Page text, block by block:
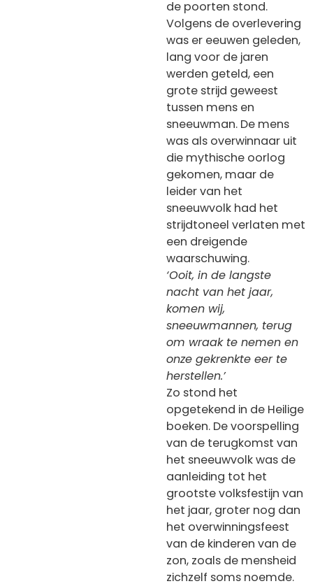
de poorten stond.
Volgens de overlevering
was er eeuwen geleden,
lang voor de jaren
werden geteld, een
grote strijd geweest
tussen mens en
sneeuwman. De mens
was als overwinnaar uit
die mythische oorlog
gekomen, maar de
leider van het
sneeuwvolk had het
strijdtoneel verlaten met
een dreigende
waarschuwing.
‘Ooit, in de langste
nacht van het jaar,
komen wij,
sneeuwmannen, terug
om wraak te nemen en
onze gekrenkte eer te
herstellen.’
Zo stond het
opgetekend in de Heilige
boeken. De voorspelling
van de terugkomst van
het sneeuwvolk was de
aanleiding tot het
grootste volksfestijn van
het jaar, groter nog dan
het overwinningsfeest
van de kinderen van de
zon, zoals de mensheid
zichzelf soms noemde.